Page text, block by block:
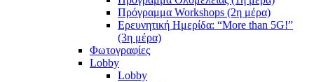
Πρόγραμμα Workshops (2η μέρα)
Ερευνητική Ημερίδα: “More than 5G!”
(3η μέρα)
Φωτογραφίες
Lobby
Lobby